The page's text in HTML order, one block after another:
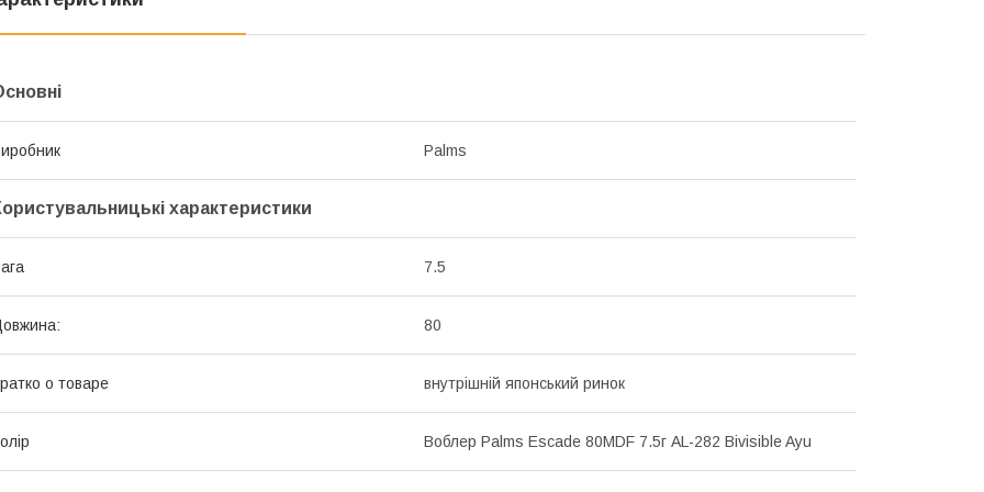
Palms
характеристики
7.5
80
о товаре внутрішній японський ринок
Воблер Palms Escade 80MDF 7.5г AL-282 Bivisible Ayu